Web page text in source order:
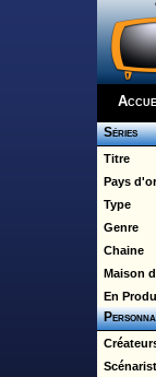
Séries
Titre
Pays
Type
Genre
Chaine
Maison
En